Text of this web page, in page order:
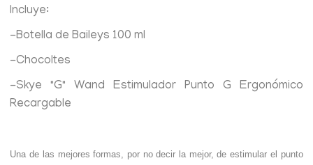
Incluye:
-Botella de Baileys 100 ml
-Chocoltes
-Skye "G" Wand Estimulador Punto G Ergonómico
Recargable
Una de las mejores formas, por no decir la mejor, de estimular el punto